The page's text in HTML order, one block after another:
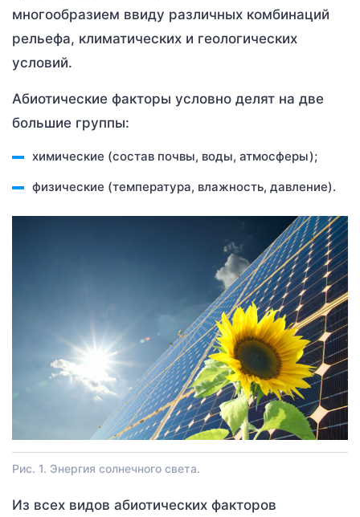
многообразием ввиду различных комбинаций
рельефа, климатических и геологических
условий.
Абиотические факторы условно делят на две
большие группы:
химические (состав почвы, воды, атмосферы);
физические (температура, влажность, давление).
Рис. 1. Энергия солнечного света.
Из всех видов абиотических факторов